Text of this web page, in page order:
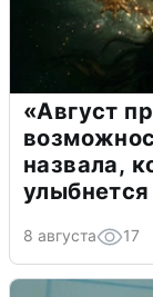
«Август
назвала,
8 августа 17